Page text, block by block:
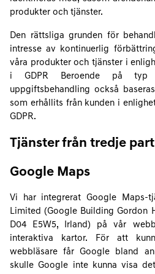
produkter och tjänster.
Den rättsliga grunden för
intresse av kontinuerlig
våra produkter och tjänster i
i GDPR Beroende på typ
uppgiftsbehandling också
som erhållits från kunden i
GDPR.
Tjänster från tredje part
Google Maps
Vi har integrerat Google Maps-
Limited (Google Building Gordon
D04 E5W5, Irland) på vår
interaktiva kartor. För att
webbläsare får Google bland
skulle Google inte kunna visa